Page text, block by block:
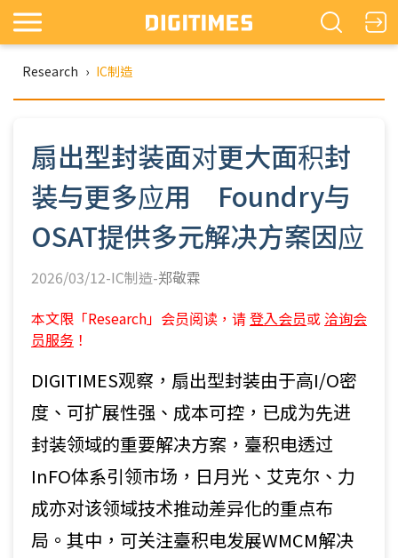
Research › IC制造
扇出型封装面对更大面积封
装与更多应用 Foundry与
OSAT提供多元解决方案因应
2026/03/12-IC制造-郑敬霖
本文限「Research」会员阅读，请登入会员或 洽询会
员服务 ！
DIGITIMES观察，扇出型封装由于高I/O密
度、可扩展性强、成本可控，已成为先进
封装领域的重要解决方案，臺积电透过
InFO体系引领市场，日月光、艾克尔、力
成亦对该领域技术推动差异化的重点布
局。其中，可关注臺积电发展WMCM解决